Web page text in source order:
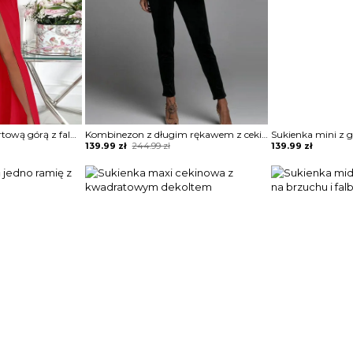
Sukienka maxi z kopertową górą z falbankami Kombinezon z długim rękawem z cekinami
244.99zł
Original
was:
244.99 zł.
139.99 zł
Current
is:
139.99 zł.
139.99 zł